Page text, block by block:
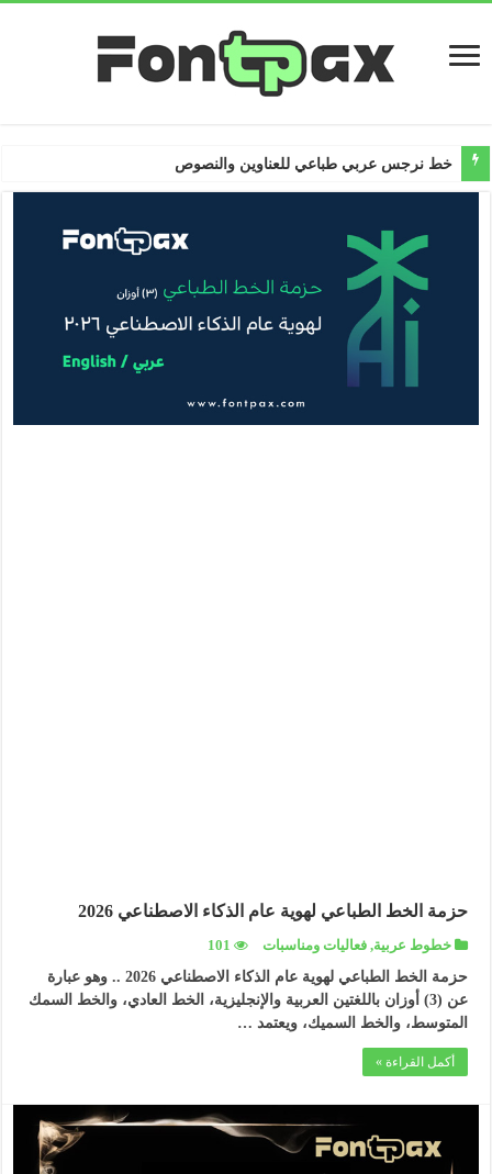
خط نرجس عربي طباعي للعناوين والنصوص
حزمة الخط الطباعي لهوية عام الذكاء الاصطناعي 2026
خطوط عربية,فعاليات ومناسبات
101
حزمة الخط الطباعي لهوية عام الذكاء الاصطناعي 2026 .. وهو عبارة
عن (3) أوزان باللغتين العربية والإنجليزية، الخط العادي، والخط السمك
المتوسط، والخط السميك، ويعتمد …
أكمل القراءة »